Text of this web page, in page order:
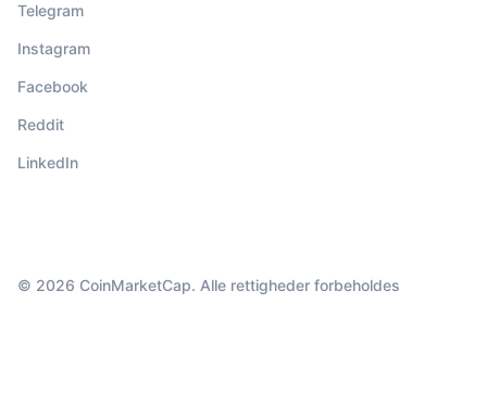
Telegram
Instagram
Facebook
Reddit
LinkedIn
© 2026 CoinMarketCap. Alle rettigheder forbeholdes